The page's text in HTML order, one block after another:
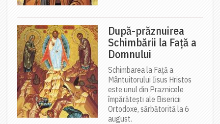
După-prăznuirea
Schimbării la Față a
Domnului
Schimbarea la Față a
Mântuitorului Iisus Hristos
este unul din Praznicele
împărătești ale Bisericii
Ortodoxe, sărbătorită la 6
august.